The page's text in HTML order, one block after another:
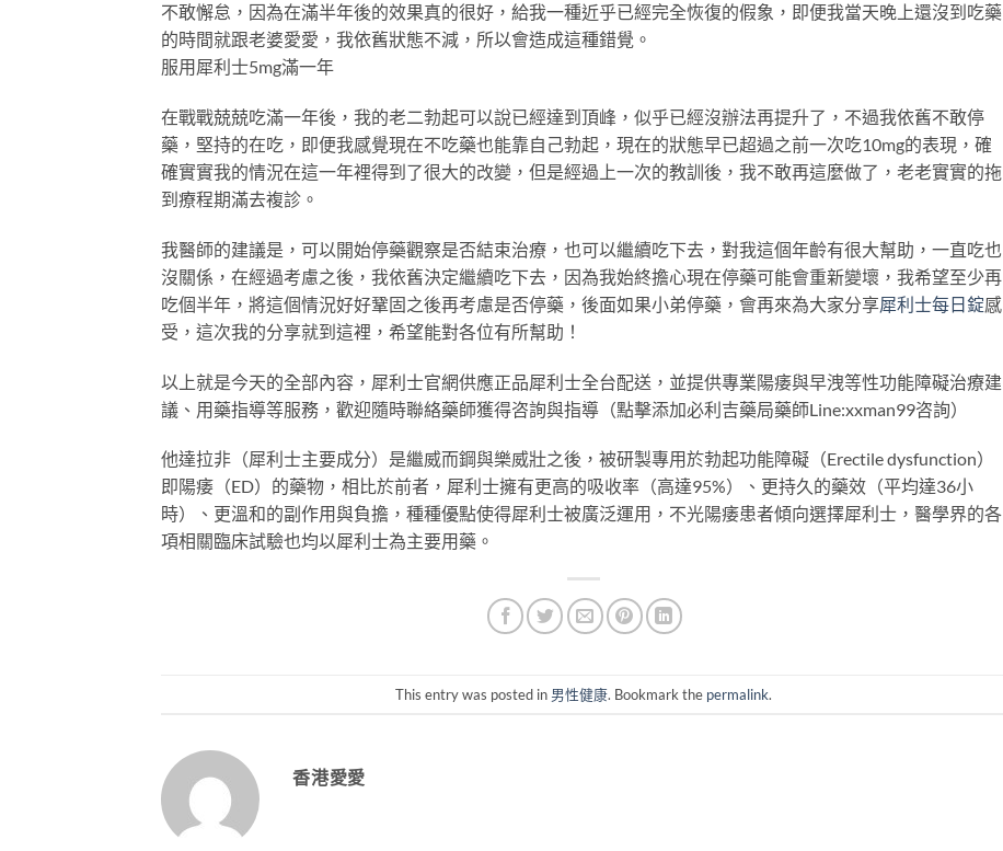
不敢懈怠，因為在滿半年後的效果真的很好，給我一種近乎已經完全恢復的假象，即便我當天晚上還沒到吃藥
的時間就跟老婆愛愛，我依舊狀態不減，所以會造成這種錯覺。
服用犀利士5mg滿一年
在戰戰兢兢吃滿一年後，我的老二勃起可以說已經達到頂峰，似乎已經沒辦法再提升了，不過我依舊不敢停
藥，堅持的在吃，即便我感覺現在不吃藥也能靠自己勃起，現在的狀態早已超過之前一次吃10mg的表現，確
確實實我的情況在這一年裡得到了很大的改變，但是經過上一次的教訓後，我不敢再這麼做了，老老實實的拖
到療程期滿去複診。
我醫師的建議是，可以開始停藥觀察是否結束治療，也可以繼續吃下去，對我這個年齡有很大幫助，一直吃也
沒關係，在經過考慮之後，我依舊決定繼續吃下去，因為我始終擔心現在停藥可能會重新變壞，我希望至少再
吃個半年，將這個情況好好鞏固之後再考慮是否停藥，後面如果小弟停藥，會再來為大家分享犀利士每日錠感
受，這次我的分享就到這裡，希望能對各位有所幫助！
以上就是今天的全部內容，犀利士官網供應正品犀利士全台配送，並提供專業陽痿與早洩等性功能障礙治療建
議、用藥指導等服務，歡迎隨時聯絡藥師獲得咨詢與指導（點擊添加必利吉藥局藥師Line:xxman99咨詢）
他達拉非（犀利士主要成分）是繼威而鋼與樂威壯之後，被研製專用於勃起功能障礙（Erectile dysfunction）
即陽痿（ED）的藥物，相比於前者，犀利士擁有更高的吸收率（高達95%）、更持久的藥效（平均達36小
時）、更溫和的副作用與負擔，種種優點使得犀利士被廣泛運用，不光陽痿患者傾向選擇犀利士，醫學界的各
項相關臨床試驗也均以犀利士為主要用藥。
This entry was posted in 男性健康. Bookmark the permalink.
香港愛愛